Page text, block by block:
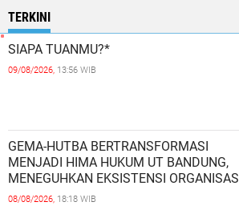
TERKINI
SIAPA TUANMU?*
09/08/2026, 13:56 WIB
GEMA-HUTBA BERTRANSFORMASI
MENJADI HIMA HUKUM UT BANDUNG,
MENEGUHKAN EKSISTENSI ORGANISASI
MAHASISWA HUKUM UNIVERSITAS
08/08/2026, 18:18 WIB